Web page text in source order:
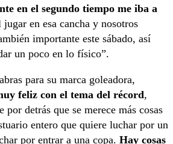
en el segundo tiempo me iba a
en esa cancha y nosotros
importante este sábado, así
un poco en lo físico”.
para su marca goleadora,
feliz con el tema del récord,
por detrás que se merece más cosas
entero que quiere luchar por un
por entrar a una copa. Hay cosas